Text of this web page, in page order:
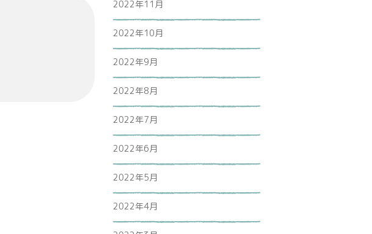
2022年11月
2022年10月
2022年9月
2022年8月
2022年7月
2022年6月
2022年5月
2022年4月